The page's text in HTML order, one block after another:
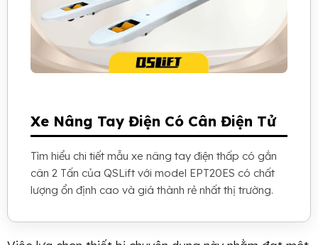
Xe Nâng Tay Điện Có Cân Điện Tử
Tìm hiểu chi tiết mẫu xe nâng tay điện thấp có gắn
cân 2 Tấn của QSLift với model EPT20ES có chất
lượng ổn định cao và giá thành rẻ nhất thị trường.